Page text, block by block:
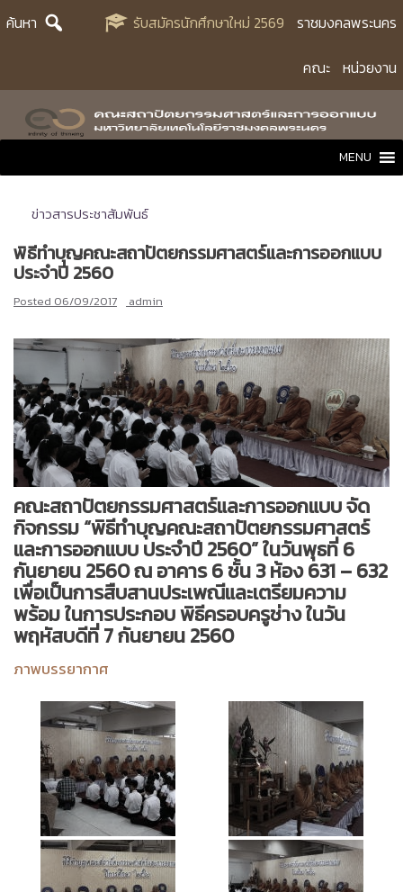
Skipค้นหา รับสมัครนักศึกษาใหม่ 2569 ราชมงคลพระนคร
คณะ หน่วยงาน
MENU
ข่าวสารประชาสัมพันธ์
พิธีทำบุญคณะสถาปัตยกรรมศาสตร์และการออกแบบ
ประจำปี 2560
Posted 06/09/2017 admin
คณะสถาปัตยกรรมศาสตร์และการออกแบบ จัด
กิจกรรม “พิธีทำบุญคณะสถาปัตยกรรมศาสตร์
และการออกแบบ ประจำปี 2560” ในวันพุธที่ 6
กันยายน 2560 ณ อาคาร 6 ชั้น 3 ห้อง 631 – 632
เพื่อเป็นการสืบสานประเพณีและเตรียมความ
พร้อม ในการประกอบ พิธีครอบครูช่าง ในวัน
พฤหัสบดีที่ 7 กันยายน 2560
ภาพบรรยากาศ